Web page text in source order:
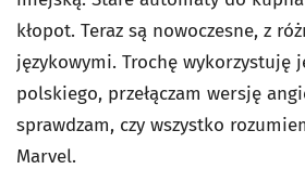
kłopot. Teraz są nowoczesne, z
językowymi. Trochę wykorzystuję
polskiego, przełączam wersję
sprawdzam, czy wszystko
Marvel.